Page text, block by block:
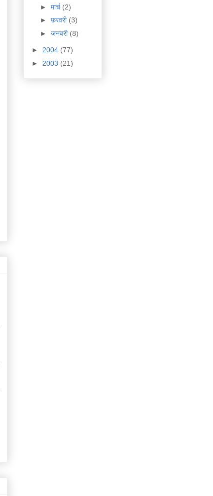
► मार्च (2)
► फ़रवरी (3)
► जनवरी (8)
► 2004 (77)
► 2003 (21)